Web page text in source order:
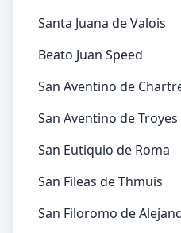
Santa Juana de Valois
Beato Juan Speed
San Aventino de
San Aventino de Troyes
San Eutiquio de Roma
San Fileas de Thmuis
San Filoromo de